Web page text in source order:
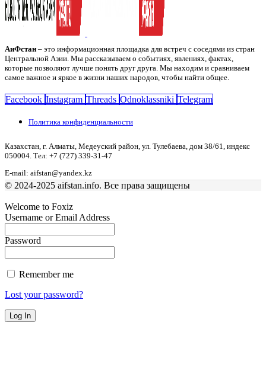
АиФстан – это информационная площадка для встреч с соседями из стран
Центральной Азии. Мы рассказываем о событиях, явлениях, фактах,
которые позволяют лучше понять друг друга. Мы находим и сравниваем
самое важное и яркое в жизни наших народов, чтобы найти общее.
Facebook Instagram Threads Odnoklassniki Telegram
Политика конфиденциальности
Казахстан, г. Алматы, Медеуский район, ул. Тулебаева, дом 38/61, индекс
050004. Тел: +7 (727) 339-31-47
E-mail: aifstan@yandex.kz
© 2024-2025 aifstan.info. Все права защищены
Welcome to Foxiz
Username or Email Address
Password
Remember me
Lost your password?